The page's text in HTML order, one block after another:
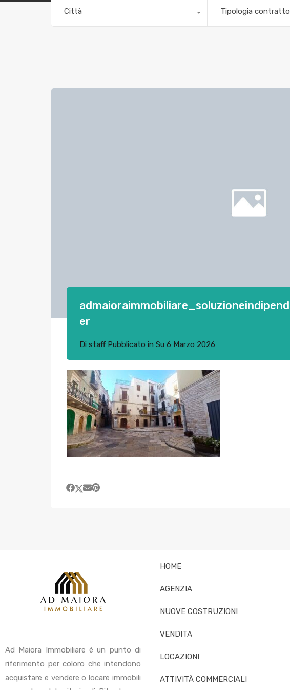
Città Tipologia contratto
er
Di staffPubblicato in Su 6 Marzo 2026
Ad Maiora Immobiliare è un punto di
riferimento per coloro che intendono
acquistare e vendere o locare immobili
HOME
AGENZIA
NUOVE COSTRUZIONI
VENDITA
LOCAZIONI
ATTIVITÀ COMMERCIALI